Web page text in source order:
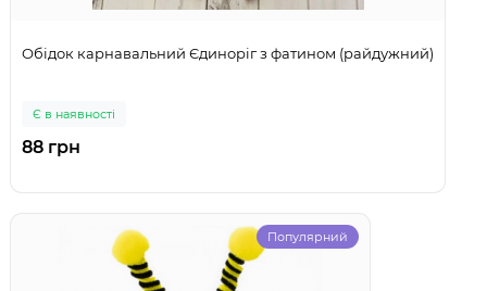
Обідок карнавальний Єдиноріг з фатином (райдужний)
Є в наявності
88 грн
Популярний